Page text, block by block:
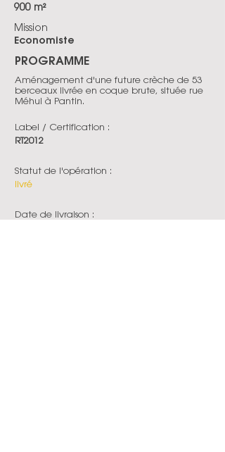
900 m²
Mission
Economiste
PROGRAMME
Aménagement d'une future crèche de 53
berceaux livrée en coque brute, située rue
Méhul à Pantin.
Label / Certification :
RT2012
Statut de l'opération :
livré
Date de livraison :